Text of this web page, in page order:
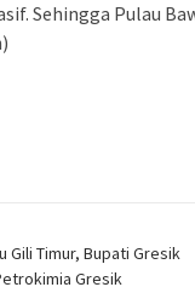
Sehingga Pulau
Gili Timur, Bupati Gresik
Gresik